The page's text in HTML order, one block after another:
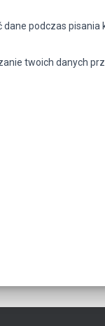
podczas pisania
twoich danych